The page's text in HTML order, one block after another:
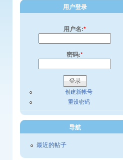
用户登录
用户名:*
密码:*
创建新帐号
重设密码
导航
最近的帖子